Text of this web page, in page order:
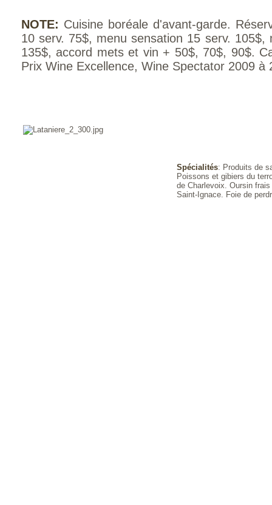
NOTE: Cuisine boréale d'avant-garde.
10 serv. 75$, menu sensation 15 serv. 105$,
135$, accord mets et vin + 50$, 70$, 90$.
Prix Wine Excellence, Wine Spectator 2009
Spécialités: Produits de
Poissons et gibiers du
de Charlevoix. Oursin
Saint-Ignace. Foie de